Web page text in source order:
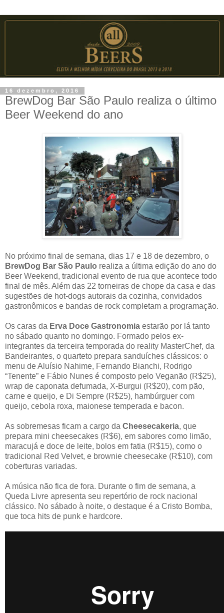
16 dezembro, 2016
BrewDog Bar São Paulo realiza o último
Beer Weekend do ano
No próximo final de semana, dias 17 e 18 de dezembro, o
BrewDog Bar São Paulo realiza a última edição do ano do
Beer Weekend, tradicional evento de rua que acontece todo
final de mês. Além das 22 torneiras de chope da casa e das
sugestões de hot-dogs autorais da cozinha, convidados
gastronômicos e bandas de rock completam a programação.
Os caras da Erva Doce Gastronomia estarão por lá tanto
no sábado quanto no domingo. Formado pelos ex-
integrantes da terceira temporada do reality MasterChef, da
Bandeirantes, o quarteto prepara sanduíches clássicos: o
menu de Aluísio Nahime, Fernando Bianchi, Rodrigo
“Tenente” e Fábio Nunes é composto pelo Veganão (R$25),
wrap de caponata defumada, X-Burgui (R$20), com pão,
carne e queijo, e Di Sempre (R$25), hambúrguer com
queijo, cebola roxa, maionese temperada e bacon.
As sobremesas ficam a cargo da Cheesecakeria, que
prepara mini cheesecakes (R$6), em sabores como limão,
maracujá e doce de leite, bolos em fatia (R$15), como o
tradicional Red Velvet, e brownie cheesecake (R$10), com
coberturas variadas.
A música não fica de fora. Durante o fim de semana, a
Queda Livre apresenta seu repertório de rock nacional
clássico. No sábado à noite, o destaque é a Cristo Bomba,
que toca hits de punk e hardcore.